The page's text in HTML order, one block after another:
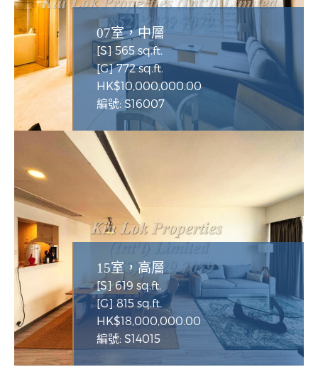
07室，中層
[S] 565 sq.ft.
[G] 772 sq.ft.
HK$10,000,000.00
編號: S16007
15室，高層
[S] 619 sq.ft.
[G] 815 sq.ft.
HK$18,000,000.00
編號: S14015